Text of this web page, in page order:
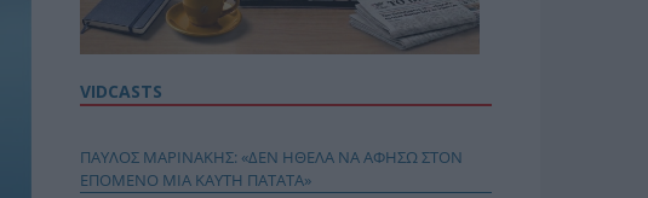
VIDCASTS
ΠΑΥΛΟΣ ΜΑΡΙΝΑΚΗΣ: «ΔΕΝ ΗΘΕΛΑ ΝΑ ΑΦΗΣΩ ΣΤΟΝ
ΕΠΟΜΕΝΟ ΜΙΑ ΚΑΥΤΗ ΠΑΤΑΤΑ»